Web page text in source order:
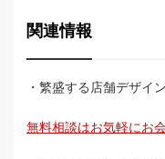
関連情報
・繁盛する店舗デザイン
無料相談はお気軽にお